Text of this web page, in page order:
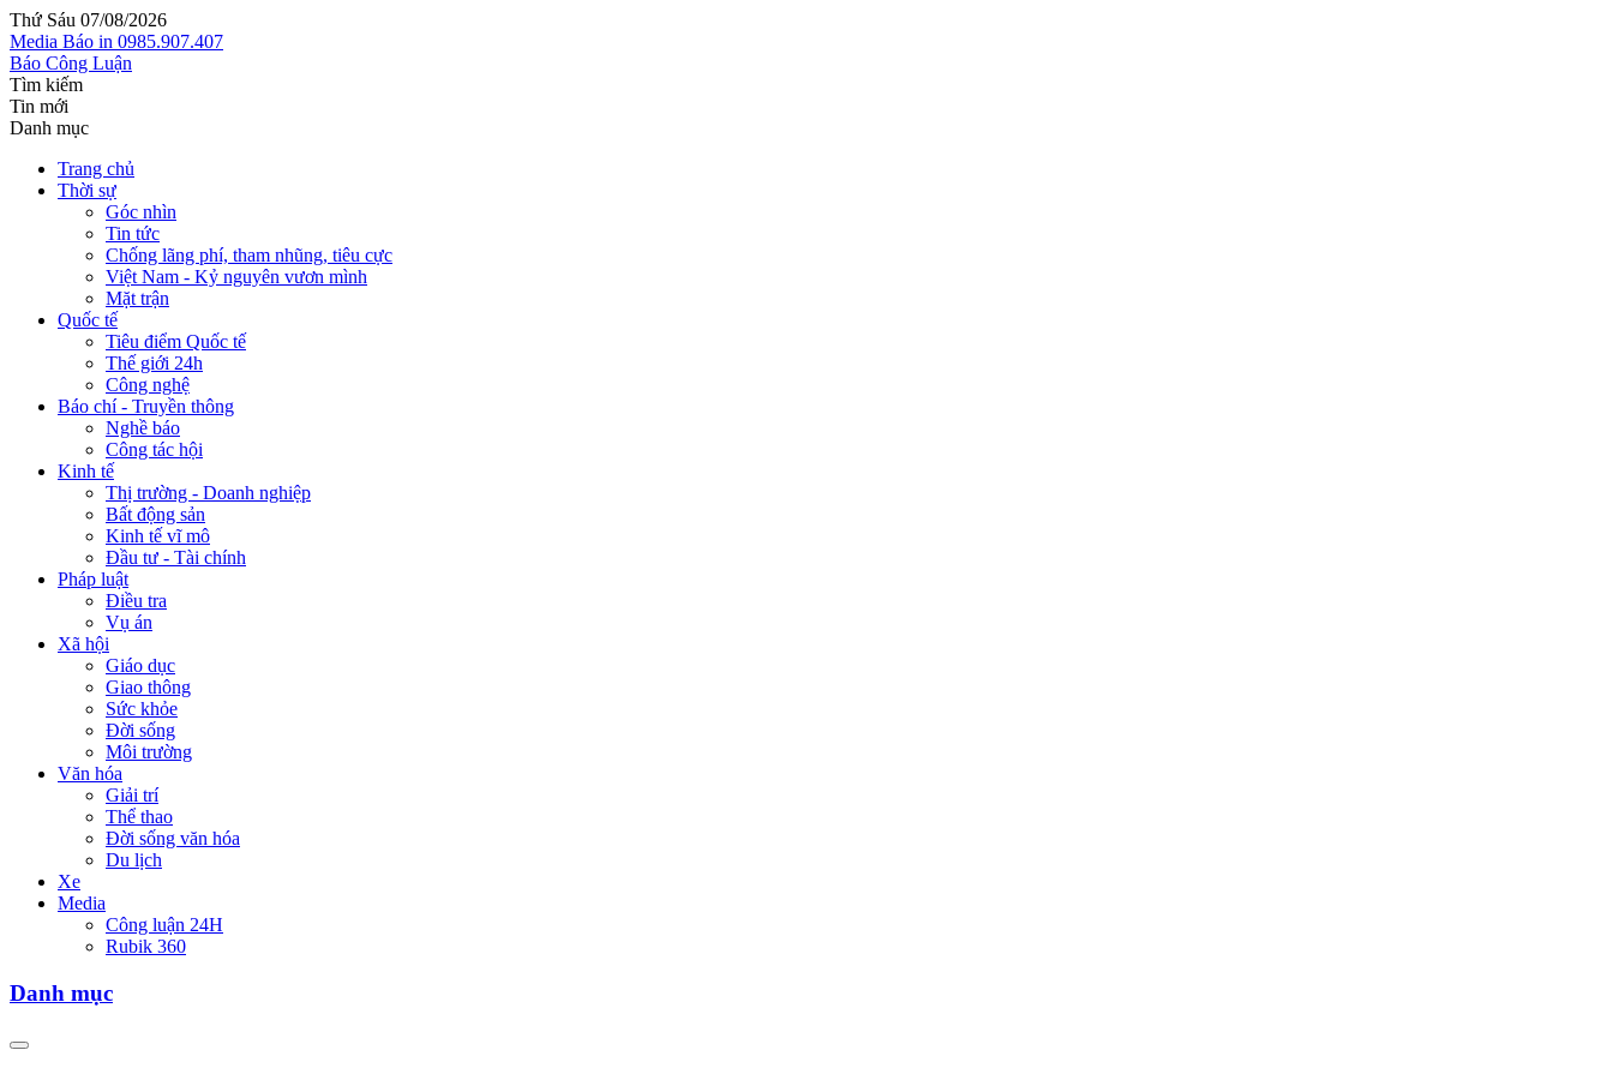
Thứ Sáu 07/08/2026
Media Báo in 0985.907.407
Báo Công Luận
Tìm kiếm
Tin mới
Danh mục
Trang chủ
Thời sự
Góc nhìn
Tin tức
Chống lãng phí, tham nhũng, tiêu cực
Việt Nam - Kỷ nguyên vươn mình
Mặt trận
Quốc tế
Tiêu điểm Quốc tế
Thế giới 24h
Công nghệ
Báo chí - Truyền thông
Nghề báo
Công tác hội
Kinh tế
Thị trường - Doanh nghiệp
Bất động sản
Kinh tế vĩ mô
Đầu tư - Tài chính
Pháp luật
Điều tra
Vụ án
Xã hội
Giáo dục
Giao thông
Sức khỏe
Đời sống
Môi trường
Văn hóa
Giải trí
Thể thao
Đời sống văn hóa
Du lịch
Xe
Media
Công luận 24H
Rubik 360
Danh mục